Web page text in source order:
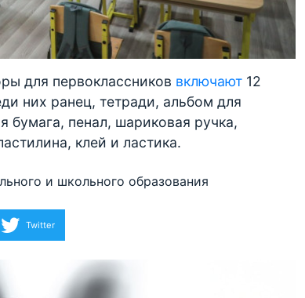
для первоклассников включают 12
них ранец, тетради, альбом для
бумага, пенал, шариковая ручка,
клей и ластика.
и школьного образования
Twitter